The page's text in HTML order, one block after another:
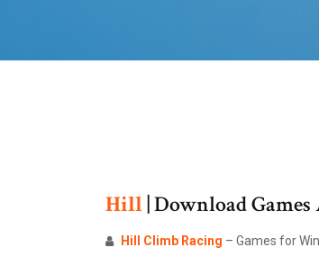
Hill| Download
Hill Climb Racing – Games for